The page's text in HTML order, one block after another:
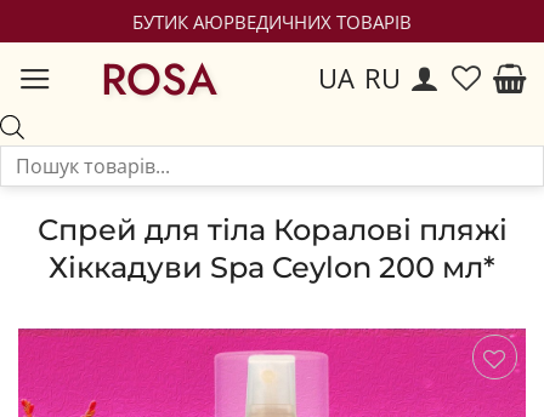
БУТИК АЮРВЕДИЧНИХ ТОВАРІВ
ROSA UA RU
Спрей для тіла Коралові пляжі
Хіккадуви Spa Ceylon 200 мл*
Зберегти